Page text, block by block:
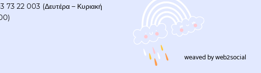
73 22 003 (Δευτέρα – Κυριακή
weaved byweb2social